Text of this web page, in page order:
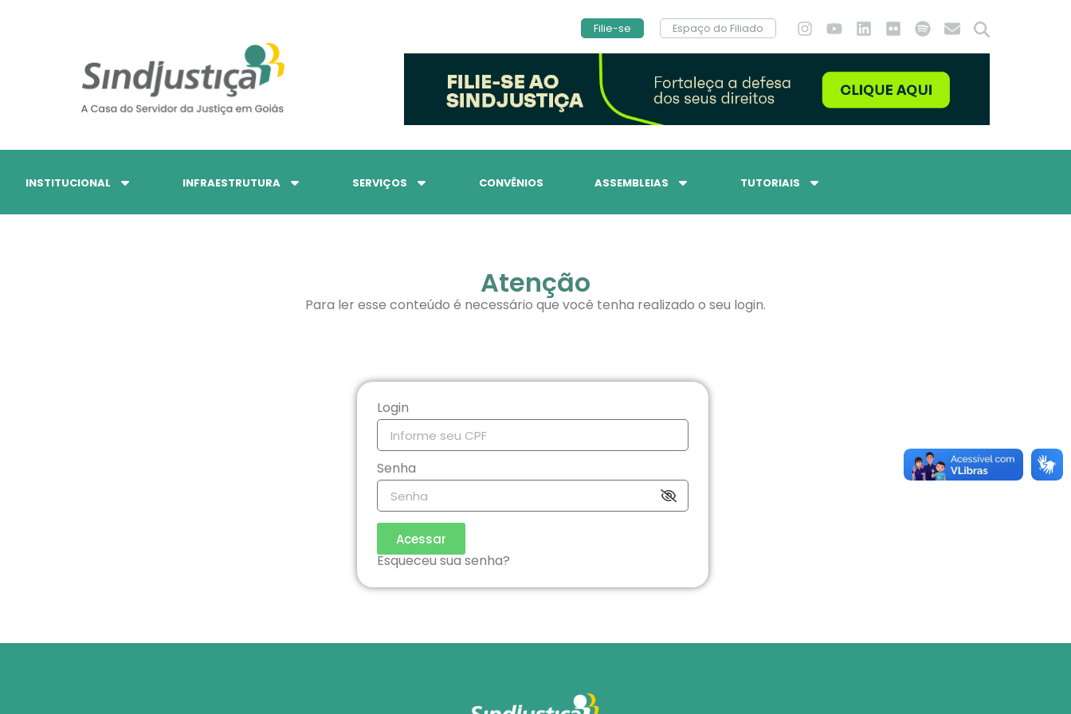
Filie-se Espaço do Filiado
INSTITUCIONAL INFRAESTRUTURA SERVIÇOS CONVÊNIOS ASSEMBLEIAS TUTORIAIS
Atenção
Para ler esse conteúdo é necessário que você tenha realizado o seu login.
Login
Senha
Acessar
Esqueceu sua senha?